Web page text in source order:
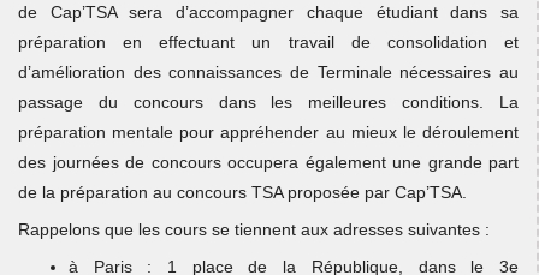
de Cap’TSA sera d’accompagner chaque étudiant dans sa
préparation en effectuant un travail de consolidation et
d’amélioration des connaissances de Terminale nécessaires au
passage du concours dans les meilleures conditions. La
préparation mentale pour appréhender au mieux le déroulement
des journées de concours occupera également une grande part
de la préparation au concours TSA proposée par Cap’TSA.
Rappelons que les cours se tiennent aux adresses suivantes :
à Paris : 1 place de la République, dans le 3e